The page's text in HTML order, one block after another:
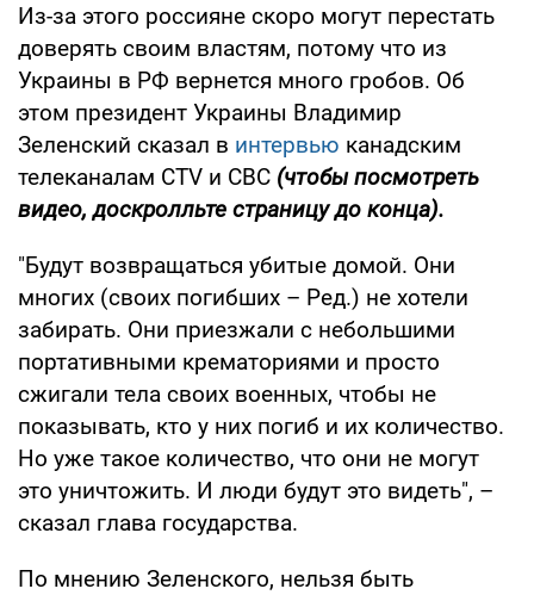
Из-за этого россияне скоро могут перестать
доверять своим властям, потому что из
Украины в РФ вернется много гробов. Об
этом президент Украины Владимир
Зеленский сказал в интервью канадским
телеканалам CTV и CBC (чтобы посмотреть
видео, доскролльте страницу до конца).
"Будут возвращаться убитые домой. Они
многих (своих погибших – Ред.) не хотели
забирать. Они приезжали с небольшими
портативными крематориями и просто
сжигали тела своих военных, чтобы не
показывать, кто у них погиб и их количество.
Но уже такое количество, что они не могут
это уничтожить. И люди будут это видеть", –
сказал глава государства.
По мнению Зеленского, нельзя быть